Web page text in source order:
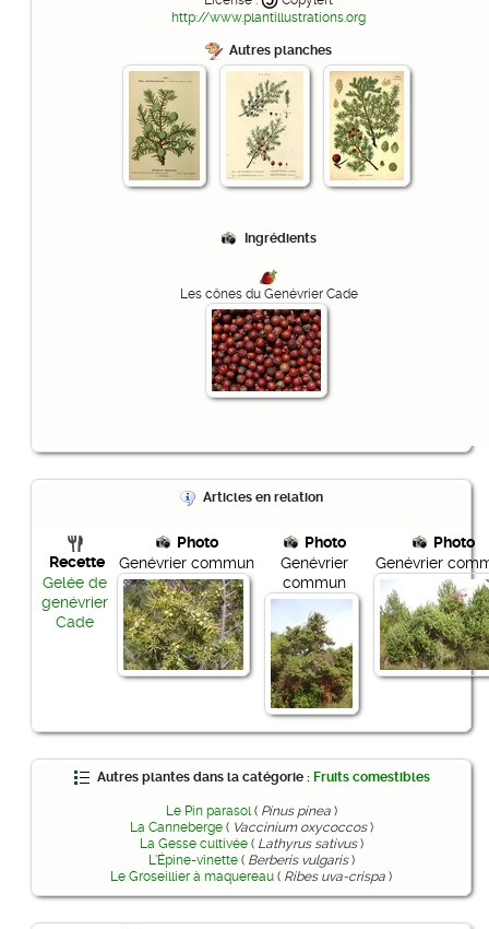
http://www.plantillustrations.org
Autres planches
Ingrédients
Les cônes du Genévrier Cade
Articles en relation
Recette
Gelée de
genévrier
Cade
Photo
Genévrier commun
Photo
Genévrier
commun
Photo
Genévrier
Autres plantes dans la catégorie : Fruits comestibles
Le Pin parasol( Pinus pinea)
La Canneberge( Vaccinium oxycoccos)
La Gesse cultivée( Lathyrus sativus)
L'Épine-vinette( Berberis vulgaris)
Le Groseillier à maquereau ( Ribes uva-crispa )